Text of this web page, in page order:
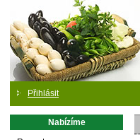
Přihlásit
Nabízíme